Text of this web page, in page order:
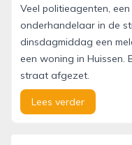
Veel politieagenten,
onderhandelaar in de
dinsdagmiddag een
een woning in Huissen.
straat afgezet.
Lees verder